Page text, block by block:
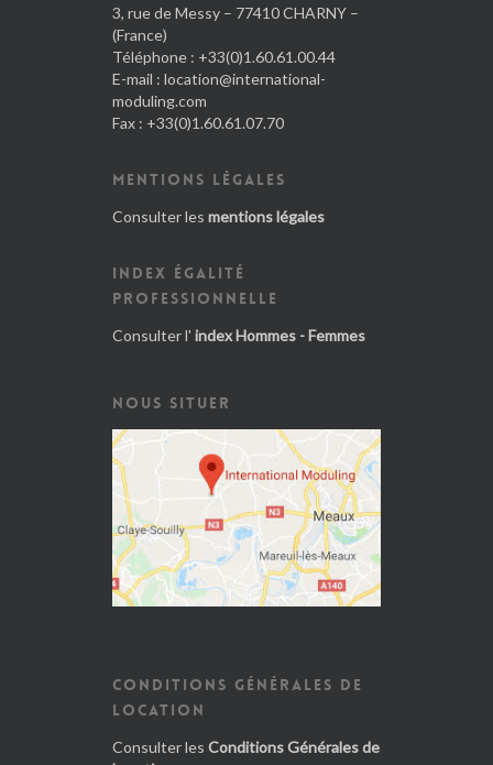
3, rue de Messy – 77410 CHARNY –
(France)
Téléphone : +33(0)1.60.61.00.44
E-mail : location@international-
moduling.com
Fax : +33(0)1.60.61.07.70
MENTIONS LÉGALES
Consulter les mentions légales
INDEX ÉGALITÉ
PROFESSIONNELLE
Consulter l' index Hommes - Femmes
NOUS SITUER
CONDITIONS GÉNÉRALES DE
LOCATION
Consulter les Conditions Générales de